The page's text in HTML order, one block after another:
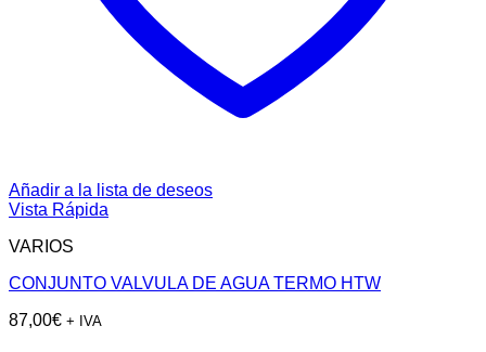
Añadir a la lista de deseos
Vista Rápida
VARIOS
CONJUNTO VALVULA DE AGUA TERMO HTW
87,00€ + IVA